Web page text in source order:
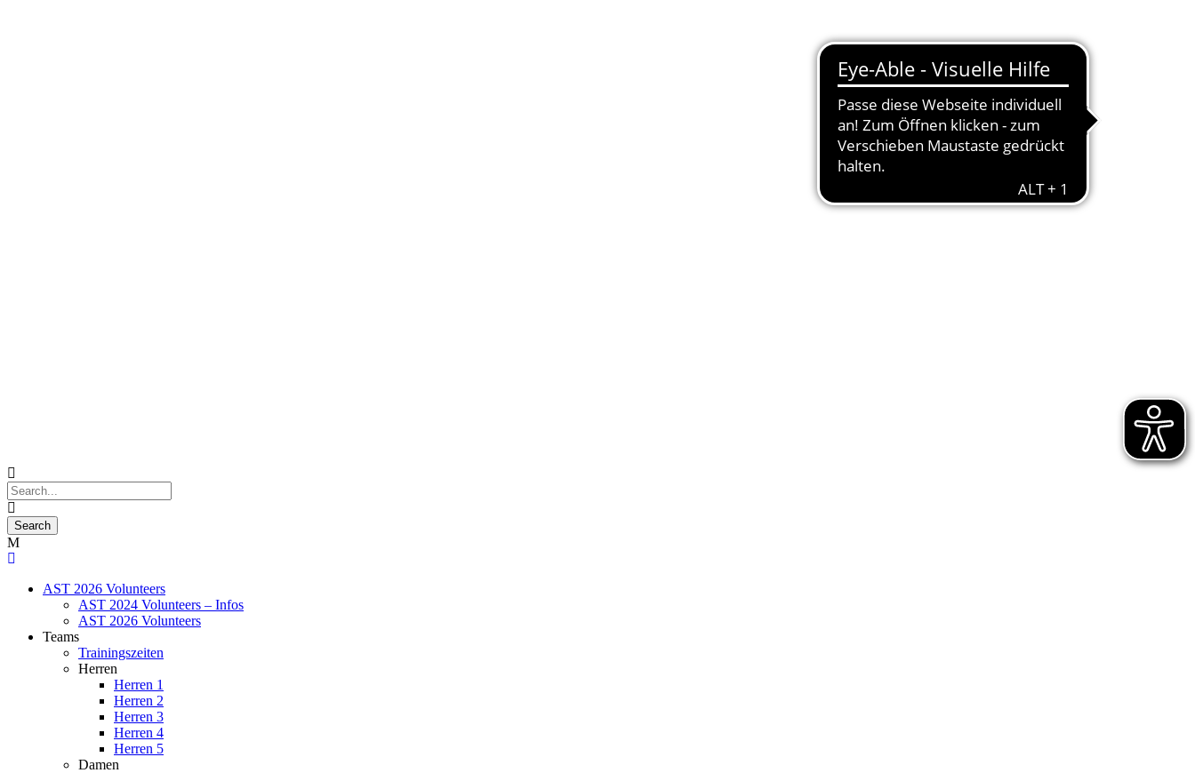
AST 2026 Volunteers
AST 2024 Volunteers – Infos
AST 2026 Volunteers
Teams
Trainingszeiten
Herren
Herren 1
Herren 2
Herren 3
Herren 4
Herren 5
Damen